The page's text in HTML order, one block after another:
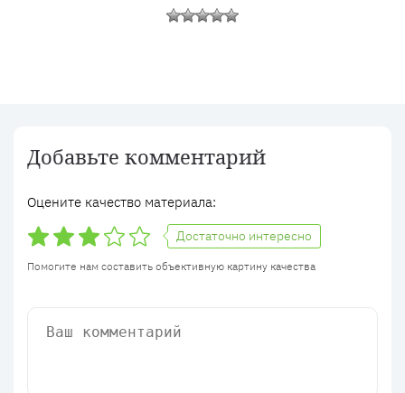
Добавьте комментарий
Оцените качество материала:
Достаточно интересно
Помогите нам составить объективную картину качества